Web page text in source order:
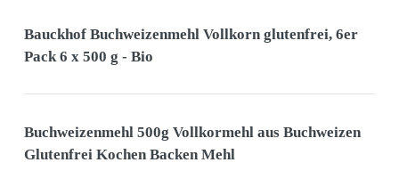
Bauckhof Buchweizenmehl Vollkorn glutenfrei, 6er
Pack 6 x 500 g - Bio
Buchweizenmehl 500g Vollkormehl aus Buchweizen
Glutenfrei Kochen Backen Mehl